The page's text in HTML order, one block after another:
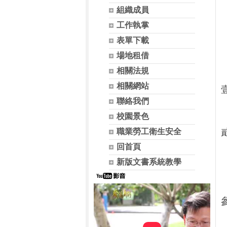
組織成員
工作執掌
表單下載
場地租借
相關法規
相關網站
聯絡我們
校園景色
職業勞工衛生安全
回首頁
新版文書系統教學